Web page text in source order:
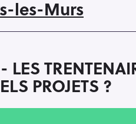
les-Murs
LES
PROJETS ?